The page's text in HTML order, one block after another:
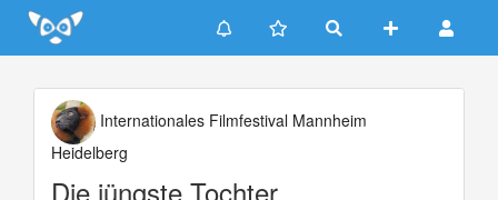
Update cookies preferences
Internationales Filmfestival Mannheim
Heidelberg
Die jüngste Tochter